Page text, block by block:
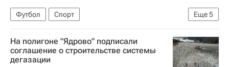
Еще5
Футбол
Спорт
Лига Европы УЕФА 2026-2027
Зенит
РБ Лейпциг
Александр Кокорин
Роберто Манчини
На полигоне "Ядрово" подписали
соглашение о строительстве системы
дегазации